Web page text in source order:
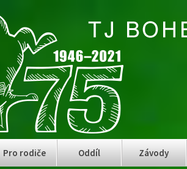
Pro rodiče Oddíl Závody